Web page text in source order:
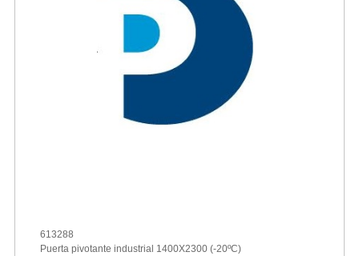
613288
Puerta pivotante industrial 1400X2300 (-20ºC)